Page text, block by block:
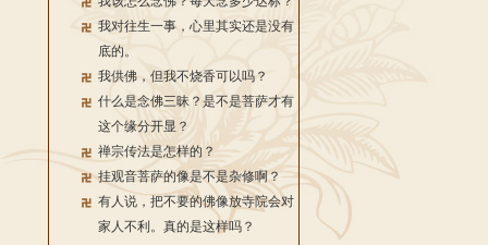
我对往生一事，心里其实还是没有
底的。
我供佛，但我不烧香可以吗？
什么是念佛三昧？是不是菩萨才有
这个缘分开显？
禅宗传法是怎样的？
挂观音菩萨的像是不是杂修啊？
有人说，把不要的佛像放寺院会对
家人不利。真的是这样吗？